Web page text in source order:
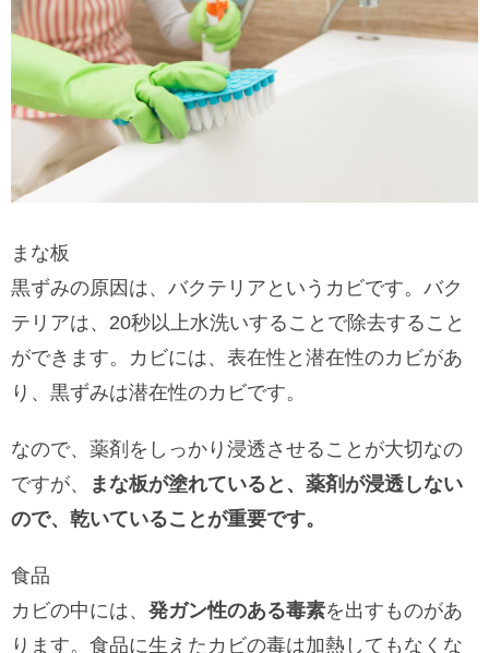
まな板
黒ずみの原因は、バクテリアというカビです。バク
テリアは、20秒以上水洗いすることで除去すること
ができます。カビには、表在性と潜在性のカビがあ
り、黒ずみは潜在性のカビです。
なので、薬剤をしっかり浸透させることが大切なの
ですが、
まな板が塗れていると、薬剤が浸透しない
ので、乾いていることが重要です。
食品
カビの中には、 発ガン性のある毒素を出すものがあ
ります。食品に生えたカビの毒は加熱してもなくな